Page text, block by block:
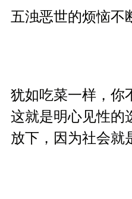
五浊恶世的烦恼不
犹如吃菜一样，你
这就是明心见性的
放下，因为社会就